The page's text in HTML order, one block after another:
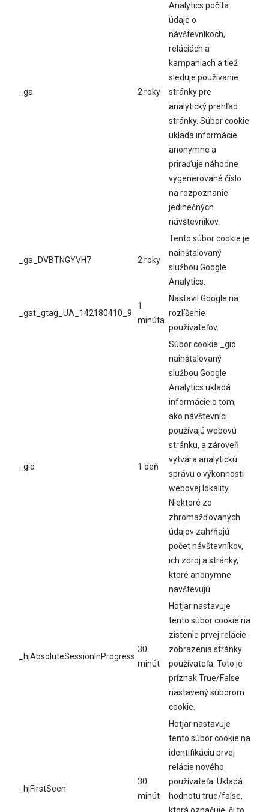
_ga 2 roky
Analytics počíta
údaje o
návštevníkoch,
reláciách a
kampaniach a tiež
sleduje používanie
stránky pre
analytický prehľad
stránky. Súbor cookie
ukladá informácie
anonymne a
priraďuje náhodne
vygenerované číslo
na rozpoznanie
jedinečných
návštevníkov.
_ga_DVBTNGYVH7 2 roky
Tento súbor cookie je
nainštalovaný
službou Google
Analytics.
_gat_gtag_UA_142180410_9
1
minúta
Nastavil Google na
rozlíšenie
používateľov.
_gid 1 deň
Súbor cookie _gid
nainštalovaný
službou Google
Analytics ukladá
informácie o tom,
ako návštevníci
používajú webovú
stránku, a zároveň
vytvára analytickú
správu o výkonnosti
webovej lokality.
Niektoré zo
zhromažďovaných
údajov zahŕňajú
počet návštevníkov,
ich zdroj a stránky,
ktoré anonymne
navštevujú.
_hjAbsoluteSessionInProgress
30
minút
Hotjar nastavuje
tento súbor cookie na
zistenie prvej relácie
zobrazenia stránky
používateľa. Toto je
príznak True/False
nastavený súborom
cookie.
_hjFirstSeen
30
minút
Hotjar nastavuje
tento súbor cookie na
identifikáciu prvej
relácie nového
používateľa. Ukladá
hodnotu true/false,